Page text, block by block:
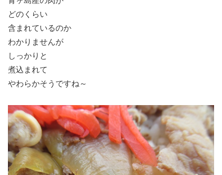
どのくらい
含まれているのか
わかりませんが
しっかりと
煮込まれて
やわらかそうですね～